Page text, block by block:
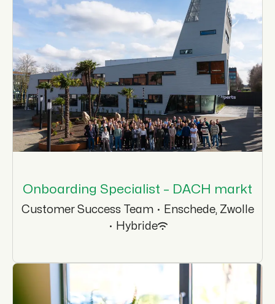
Onboarding Specialist – DACH markt
Customer Success Team · Enschede, Zwolle
· Hybride